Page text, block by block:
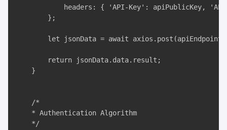
headers: { 'API-Key': apiPublicKey,
        };
let jsonData = await
        return jsonData.data.result;
    }
    /*
    * Authentication Algorithm
    */